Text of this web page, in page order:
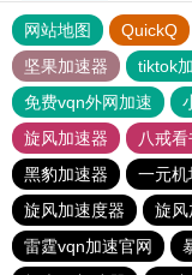
网站地图 QuickQ
坚果加速器
tiktok
免费vqn外网加速
旋风加速器
八戒看
黑豹加速器
一元机
旋风加速度器
旋风
雷霆vqn加速官网